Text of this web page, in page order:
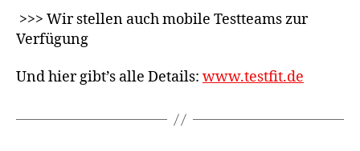
>>> Wir stellen auch mobile Testteams zur
Verfügung
Und hier gibt’s alle Details: www.testfit.de